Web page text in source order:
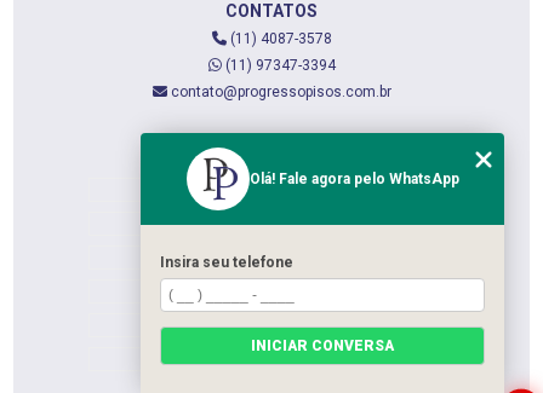
CONTATOS
(11) 4087-3578
(11) 97347-3394
contato@progressopisos.com.br
QUEM SOMOS
SERVIÇOS
CATEGORIAS
Olá! Fale agora pelo WhatsApp
Insira seu telefone
INICIAR CONVERSA